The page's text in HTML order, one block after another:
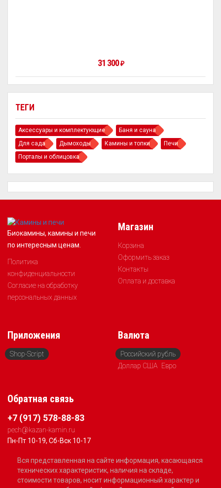
ТЕГИ
Аксессуары и комплектующие
Баня и сауна
Для сада
Дымоходы Камины и топки
Печи
Порталы и облицовка
31 300₽
Биокамины, камины и печи
по интересным ценам.
Политика
конфиденциальности
Согласие на обработку
персональных данных
Магазин
Корзина
Оформить заказ
Контакты
Оплата и доставка
Приложения
Shop-Script
Валюта
Российский рубль
Доллар США Евро
Обратная связь
+7 (917) 578-88-83
pech@kazan-kamin.ru
Пн-Пт 10-19, Сб-Вск 10-17
Вся представленная на сайте информация, касающаяся
технических характеристик, наличия на складе,
стоимости товаров, носит информационный характер и